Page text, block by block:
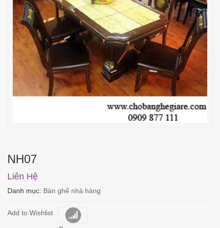
NH07
Liên Hệ
Danh mục: Bàn ghế nhà hàng
Add to Wishlist